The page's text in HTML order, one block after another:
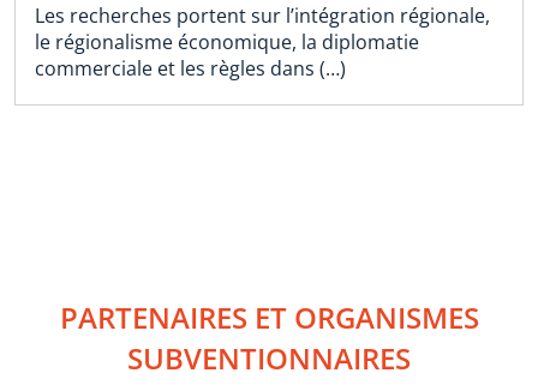
Les recherches portent sur l’intégration régionale,
le régionalisme économique, la diplomatie
commerciale et les règles dans (…)
PARTENAIRES ET ORGANISMES
SUBVENTIONNAIRES